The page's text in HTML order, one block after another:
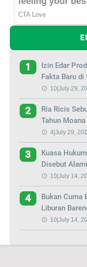
1
Izin Edar
Fakta Baru di
10|July 29,
2
Ria Ricis
Tahun
4|July 29,
3
Kuasa
Disebut
10|July 14,
4
Bukan Cuma
Liburan
10|July 14,